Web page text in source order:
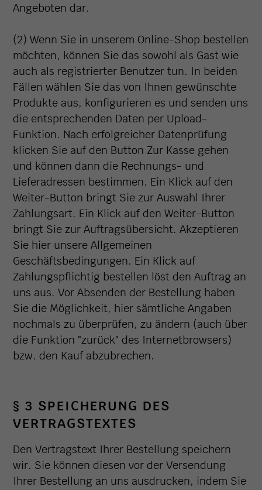
Angeboten dar.
(2) Wenn Sie in unserem Online-Shop bestellen
möchten, können Sie das sowohl als Gast wie
auch als registrierter Benutzer tun. In beiden
Fällen wählen Sie das von Ihnen gewünschte
Produkte aus, konfigurieren es und senden uns
die entsprechenden Daten per Upload-
Funktion. Nach erfolgreicher Datenprüfung
klicken Sie auf den Button Zur Kasse gehen
und können dann die Rechnungs- und
Lieferadressen bestimmen. Ein Klick auf den
Weiter-Button bringt Sie zur Auswahl Ihrer
Zahlungsart. Ein Klick auf den Weiter-Button
bringt Sie zur Auftragsübersicht. Akzeptieren
Sie hier unsere Allgemeinen
Geschäftsbedingungen. Ein Klick auf
Zahlungspflichtig bestellen löst den Auftrag an
uns aus. Vor Absenden der Bestellung haben
Sie die Möglichkeit, hier sämtliche Angaben
nochmals zu überprüfen, zu ändern (auch über
die Funktion "zurück" des Internetbrowsers)
bzw. den Kauf abzubrechen.
§ 3 SPEICHERUNG DES
VERTRAGSTEXTES
Den Vertragstext Ihrer Bestellung speichern
wir. Sie können diesen vor der Versendung
Ihrer Bestellung an uns ausdrucken, indem Sie